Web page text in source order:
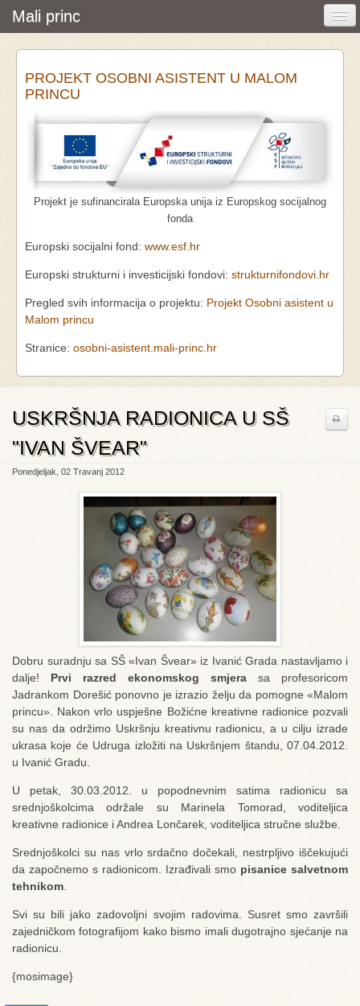
Mali princ
Početna
Vijesti i događanja
Udruga
Pretraživanje
PROJEKT OSOBNI ASISTENT U MALOM
PRINCU
Projekt je sufinancirala Europska unija iz Europskog socijalnog
fonda
Europski socijalni fond: www.esf.hr
Europski strukturni i investicijski fondovi: strukturnifondovi.hr
Pregled svih informacija o projektu: Projekt Osobni asistent u
Malom princu
Stranice: osobni-asistent.mali-princ.hr
USKRŠNJA RADIONICA U SŠ
"IVAN ŠVEAR"
Ponedjeljak, 02 Travanj 2012
Dobru suradnju sa SŠ «Ivan Švear» iz Ivanić Grada nastavljamo i
dalje! Prvi razred ekonomskog smjera sa profesoricom
Jadrankom Dorešić ponovno je izrazio želju da pomogne «Malom
princu». Nakon vrlo uspješne Božićne kreativne radionice pozvali
su nas da održimo Uskršnju kreativnu radionicu, a u cilju izrade
ukrasa koje će Udruga izložiti na Uskršnjem štandu, 07.04.2012.
u Ivanić Gradu.
U petak, 30.03.2012. u popodnevnim satima radionicu sa
srednjoškolcima održale su Marinela Tomorad, voditeljica
kreativne radionice i Andrea Lončarek, voditeljica stručne službe.
Srednjoškolci su nas vrlo srdačno dočekali, nestrpljivo iščekujući
da započnemo s radionicom. Izrađivali smo pisanice salvetnom
tehnikom
Svi su bili jako zadovoljni svojim radovima. Susret smo završili
zajedničkom fotografijom kako bismo imali dugotrajno sjećanje na
radionicu.
{mosimage}